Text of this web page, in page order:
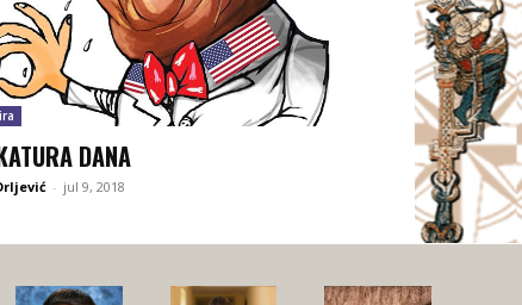
DANA
- jul 9, 2018